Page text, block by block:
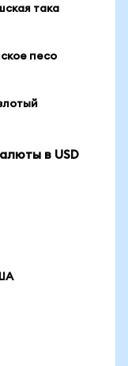
така
песо
в USD